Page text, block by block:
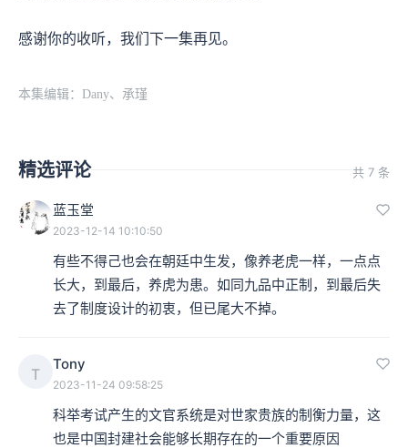
感谢你的收听，我们下一集再见。
本集编辑：Dany、承瑾
精选评论 共 7 条
蓝玉堂
2023-12-14 10:10:50
有些不得己也会在朝廷中生发，像养老虎一样，一点点
长大，到最后，养虎为患。如同九品中正制，到最后失
去了制度设计的初衷，但已尾大不掉。
T
Tony
2023-11-24 09:58:25
科举考试产生的文官系统是对世家贵族的制衡力量，这
也是中国封建社会能够长期存在的一个重要原因